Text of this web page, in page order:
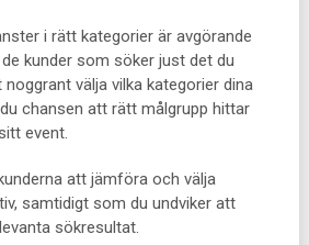
i rätt kategorier är avgörande
kunder som söker just det du
noggrant välja vilka kategorier dina
chansen att rätt målgrupp hittar
event.
att jämföra och välja
samtidigt som du undviker att
sökresultat.